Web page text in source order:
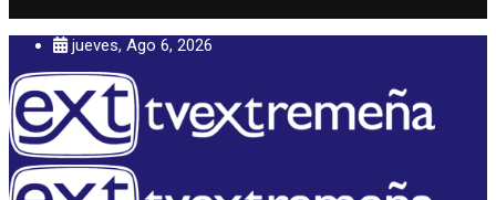
jueves, Ago 6, 2026